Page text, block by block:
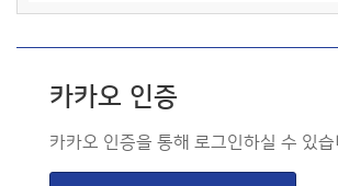
카카오 인증
카카오 인증을 통해 로그인하실 수 있습